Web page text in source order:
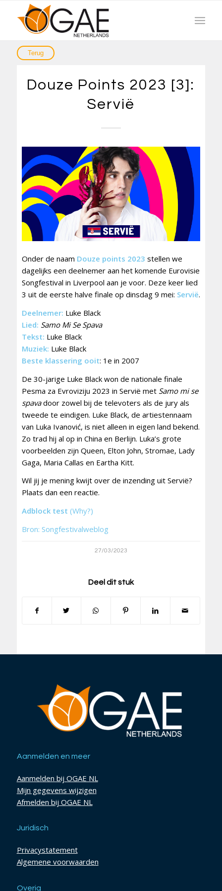
Douze Points 2023 [3]:
Servië
Onder de naam Douze points 2023 stellen we
dagelijks een deelnemer aan het komende Eurovisie
Songfestival in Liverpool aan je voor. Deze keer lied
3 uit de eerste halve finale op dinsdag 9 mei: Servië.
Deelnemer: Luke Black
Lied: Samo Mi Se Spava
Tekst: Luke Black
Muziek: Luke Black
Beste klassering ooit: 1e in 2007
De 30-jarige Luke Black won de nationale finale
Pesma za Evroviziju 2023 in Servië met Samo mi se
spavadoor zowel bij de televoters als de jury als
tweede te eindigen. Luke Black, de artiestennaam
van Luka Ivanović, is niet alleen in eigen land bekend.
Zo trad hij al op in China en Berlijn. Luka’s grote
voorbeelden zijn Queen, Elton John, Stromae, Lady
Gaga, Maria Callas en Eartha Kitt.
Wil jij je mening kwijt over de inzending uit Servië?
Plaats dan een reactie.
Adblock test (Why?)
Bron: Songfestivalweblog
27/03/2023
Deel dit stuk
Aanmelden en meer
Aanmelden bij OGAE NL
Mijn gegevens wijzigen
Afmelden bij OGAE NL
Juridisch
Privacystatement
Algemene voorwaarden
Overig